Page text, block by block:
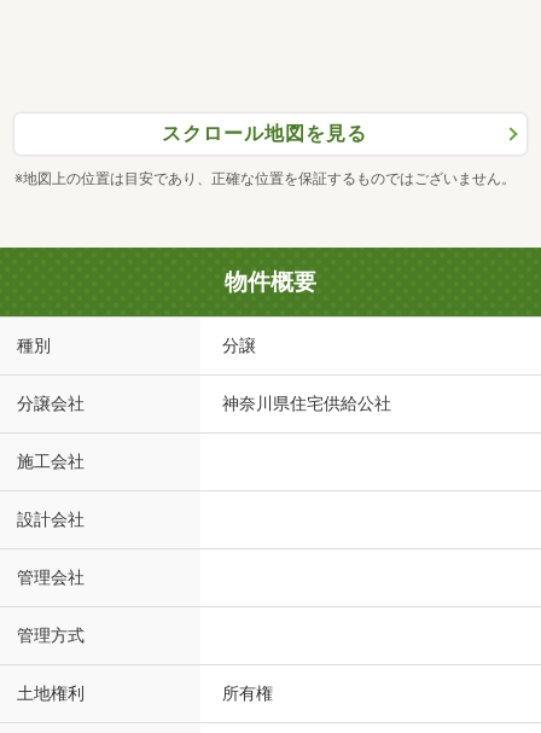
スクロール地図を見る
※地図上の位置は目安であり、正確な位置を保証するものではございません。
物件概要
種別 分譲
分譲会社 神奈川県住宅供給公社
施工会社
設計会社
管理会社
管理方式
土地権利 所有権